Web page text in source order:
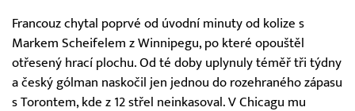
Francouz chytal poprvé od úvodní minuty od kolize s
Markem Scheifelem z Winnipegu, po které opouštěl
otřesený hrací plochu. Od té doby uplynuly téměř tři týdny
a český gólman naskočil jen jednou do rozehraného zápasu
s Torontem, kde z 12 střel neinkasoval. V Chicagu mu